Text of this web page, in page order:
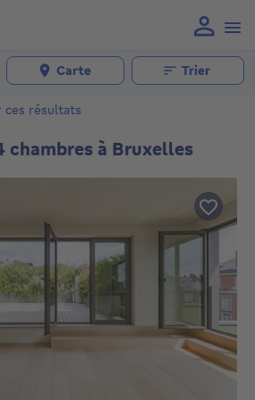
Carte Trier
ces résultats
chambres à Bruxelles